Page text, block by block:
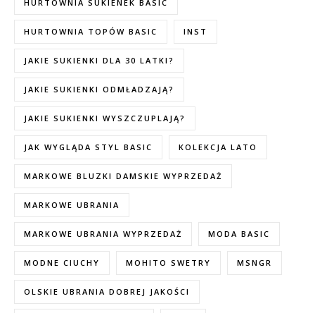
HURTOWNIA SUKIENEK BASIC
HURTOWNIA TOPÓW BASIC INST
JAKIE SUKIENKI DLA 30 LATKI?
JAKIE SUKIENKI ODMŁADZAJĄ?
JAKIE SUKIENKI WYSZCZUPLAJĄ?
JAK WYGLĄDA STYL BASIC KOLEKCJA LATO
MARKOWE BLUZKI DAMSKIE WYPRZEDAŻ
MARKOWE UBRANIA
MARKOWE UBRANIA WYPRZEDAŻ MODA BASIC
MODNE CIUCHY MOHITO SWETRY MSNGR
OLSKIE UBRANIA DOBREJ JAKOŚCI